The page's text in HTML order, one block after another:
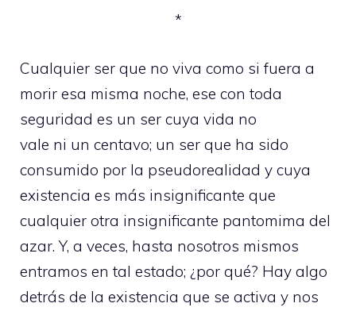
*
Cualquier ser que no viva como si fuera a
morir esa misma noche, ese con toda
seguridad es un ser cuya vida no
vale ni un centavo; un ser que ha sido
consumido por la pseudorealidad y cuya
existencia es más insignificante que
cualquier otra insignificante pantomima del
azar. Y, a veces, hasta nosotros mismos
entramos en tal estado; ¿por qué? Hay algo
detrás de la existencia que se activa y nos